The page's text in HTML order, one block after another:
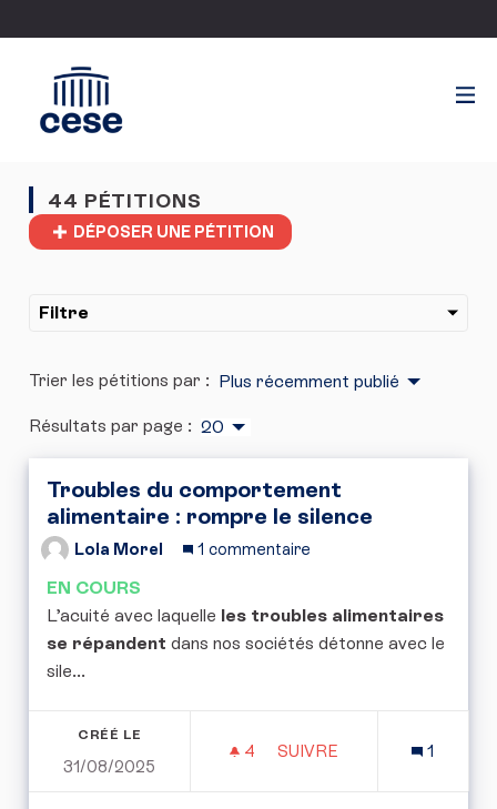
44 PÉTITIONS
DÉPOSER UNE PÉTITION
Filtre
Trier les pétitions par : Plus récemment publié
Résultats par page : 20
Troubles du comportement
alimentaire : rompre le silence
Lola Morel 1 commentaire
EN COURS
L’acuité avec laquelle les troubles alimentaires
se répandent dans nos sociétés détonne avec le
sile...
CRÉÉ LE
31/08/2025
4 4 ABONNÉS
SUIVRE
1